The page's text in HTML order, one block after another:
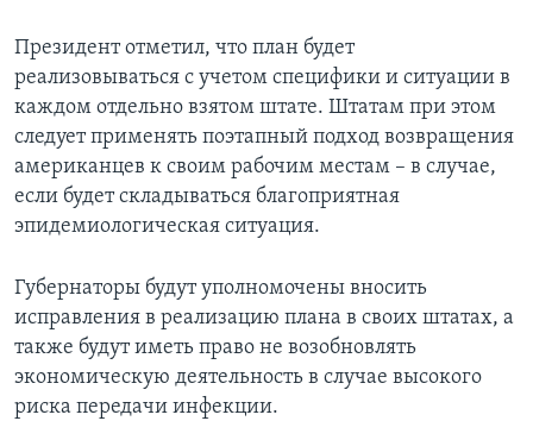
Президент отметил, что план будет
реализовываться с учетом специфики и ситуации в
каждом отдельно взятом штате. Штатам при этом
следует применять поэтапный подход возвращения
американцев к своим рабочим местам – в случае,
если будет складываться благоприятная
эпидемиологическая ситуация.
Губернаторы будут уполномочены вносить
исправления в реализацию плана в своих штатах, а
также будут иметь право не возобновлять
экономическую деятельность в случае высокого
риска передачи инфекции.